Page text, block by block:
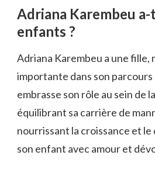
Adriana Karembeu
enfants ?
Adriana Karembeu a une fille,
importante dans son parcours
embrasse son rôle au sein de
équilibrant sa carrière de
nourrissant la croissance et
son enfant avec amour et